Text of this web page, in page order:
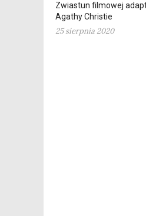
Zwiastun filmowej
Agathy Christie
25 sierpnia 2020